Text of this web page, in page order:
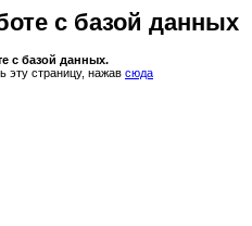
с базой данных
с базой данных.
эту страницу, нажав сюда